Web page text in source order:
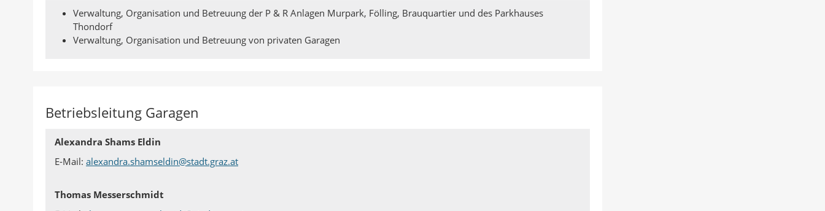
Verwaltung, Organisation und Betreuung der P & R Anlagen Murpark, Fölling, Brauquartier und des Parkhauses
Thondorf
Verwaltung, Organisation und Betreuung von privaten Garagen
Betriebsleitung Garagen
Alexandra Shams Eldin
E-Mail: alexandra.shamseldin@stadt.graz.at
Thomas Messerschmidt